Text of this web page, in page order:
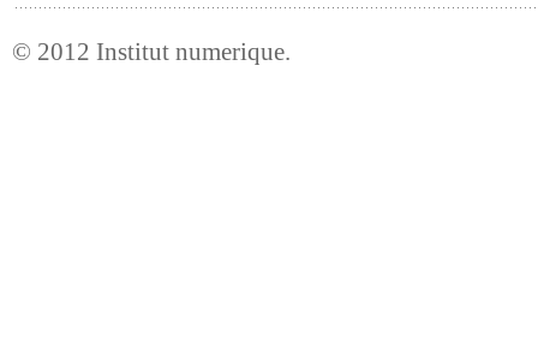
© 2012 Institut numerique.